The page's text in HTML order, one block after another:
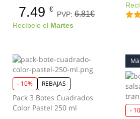
resistenc
7.49 €
PVP: 6.81€
Recíbelo el Martes
- 10% REBAJAS
Pack 3 Botes Cuadrados
Color Pastel 250 ml
-